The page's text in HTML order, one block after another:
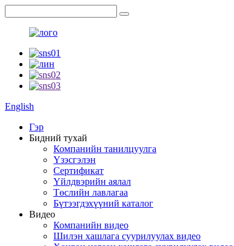
English
Гэр
Бидний тухай
Компанийн танилцуулга
Үзэсгэлэн
Сертификат
Үйлдвэрийн аялал
Төслийн лавлагаа
Бүтээгдэхүүний каталог
Видео
Компанийн видео
Шилэн хашлага суурилуулах видео